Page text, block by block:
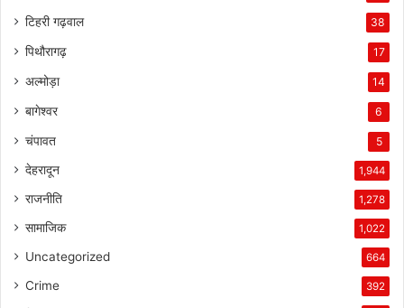
टिहरी गढ़वाल 38
पिथौरागढ़ 17
अल्मोड़ा 14
बागेश्वर 6
चंपावत 5
देहरादून 1,944
राजनीति 1,278
सामाजिक 1,022
Uncategorized 664
Crime 392